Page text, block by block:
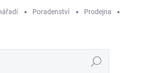
Poradenství Prodejna
Hledat